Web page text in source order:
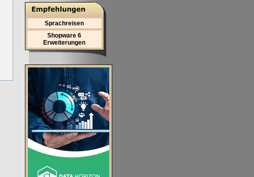
Sprachreisen
Shopware 6
Erweiterungen